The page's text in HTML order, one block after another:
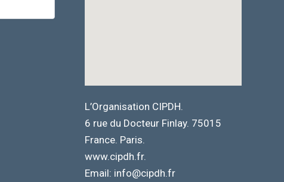
L’Organisation CIPDH.
6 rue du Docteur Finlay. 75015
France. Paris.
www.cipdh.fr.
Email: info@cipdh.fr